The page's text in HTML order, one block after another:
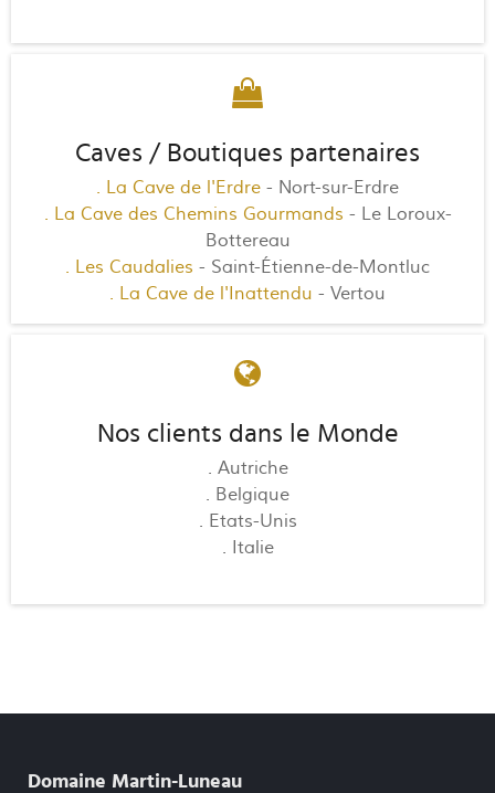
Caves / Boutiques partenaires
. La Cave de l'Erdre - Nort-sur-Erdre
. La Cave des Chemins Gourmands - Le Loroux-
Bottereau
. Les Caudalies - Saint-Étienne-de-Montluc
. La Cave de l'Inattendu - Vertou
Nos clients dans le Monde
. Autriche
. Belgique
. Etats-Unis
. Italie
Domaine Martin-Luneau